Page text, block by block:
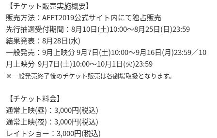
【チケット販売実施概要】
販売方法：AFFT2019公式サイト内にて独占販売
先行抽選受付期間：8月10日(土)10:00～8月25日(日)23:59
結果発表：8月28日(水)
一般発売：9月上映分 9月7日(土)10:00～9月16日(月)23:59／10
月上映分 9月7日(土)10:00～10月1日(火)23:59
※一般発売終了後のチケット販売は各劇場取扱となります。
【チケット料金】
通常上映(昼)：3,000円(税込)
通常上映(夜)：3,000円(税込)
レイトショー：3,000円(税込)